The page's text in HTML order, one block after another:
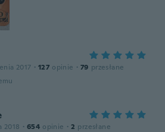
2017 · 127 opinie · 79 przesłane
2018 · 654 opinie · 2 przesłane